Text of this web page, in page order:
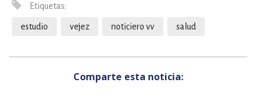
Etiquetas:
estudio vejez noticiero vv salud
Comparte esta noticia: